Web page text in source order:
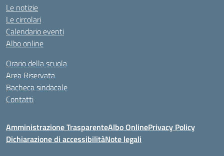
Le notizie
Le circolari
Calendario eventi
Albo online
Orario della scuola
Area Riservata
Bacheca sindacale
Contatti
Amministrazione TrasparenteAlbo OnlinePrivacy Policy
Dichiarazione di accessibilitàNote legali